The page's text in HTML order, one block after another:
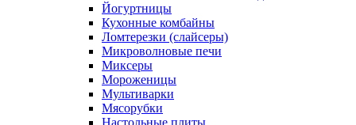
Йогуртницы
Кухонные комбайны
Ломтерезки (слайсеры)
Микроволновые печи
Миксеры
Мороженицы
Мультиварки
Мясорубки
Настольные плиты